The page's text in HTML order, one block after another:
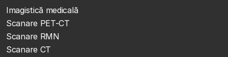
Imagistică medicală
Scanare PET-CT
Scanare RMN
Scanare CT